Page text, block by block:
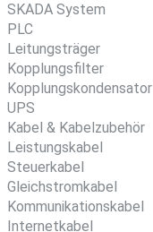
SKADA System
PLC
Leitungsträger
Kopplungsfilter
Kopplungskondensator
UPS
Kabel & Kabelzubehör
Leistungskabel
Steuerkabel
Gleichstromkabel
Kommunikationskabel
Internetkabel